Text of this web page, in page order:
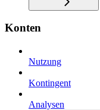
Konten
Nutzung
Kontingent
Analysen